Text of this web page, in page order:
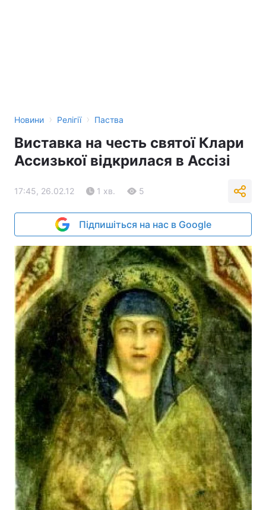
Новини › Релігії › Паства
Виставка на честь святої Клари
Ассизької відкрилася в Ассізі
17:45, 26.02.12 1 хв. 5
Підпишіться на нас в Google